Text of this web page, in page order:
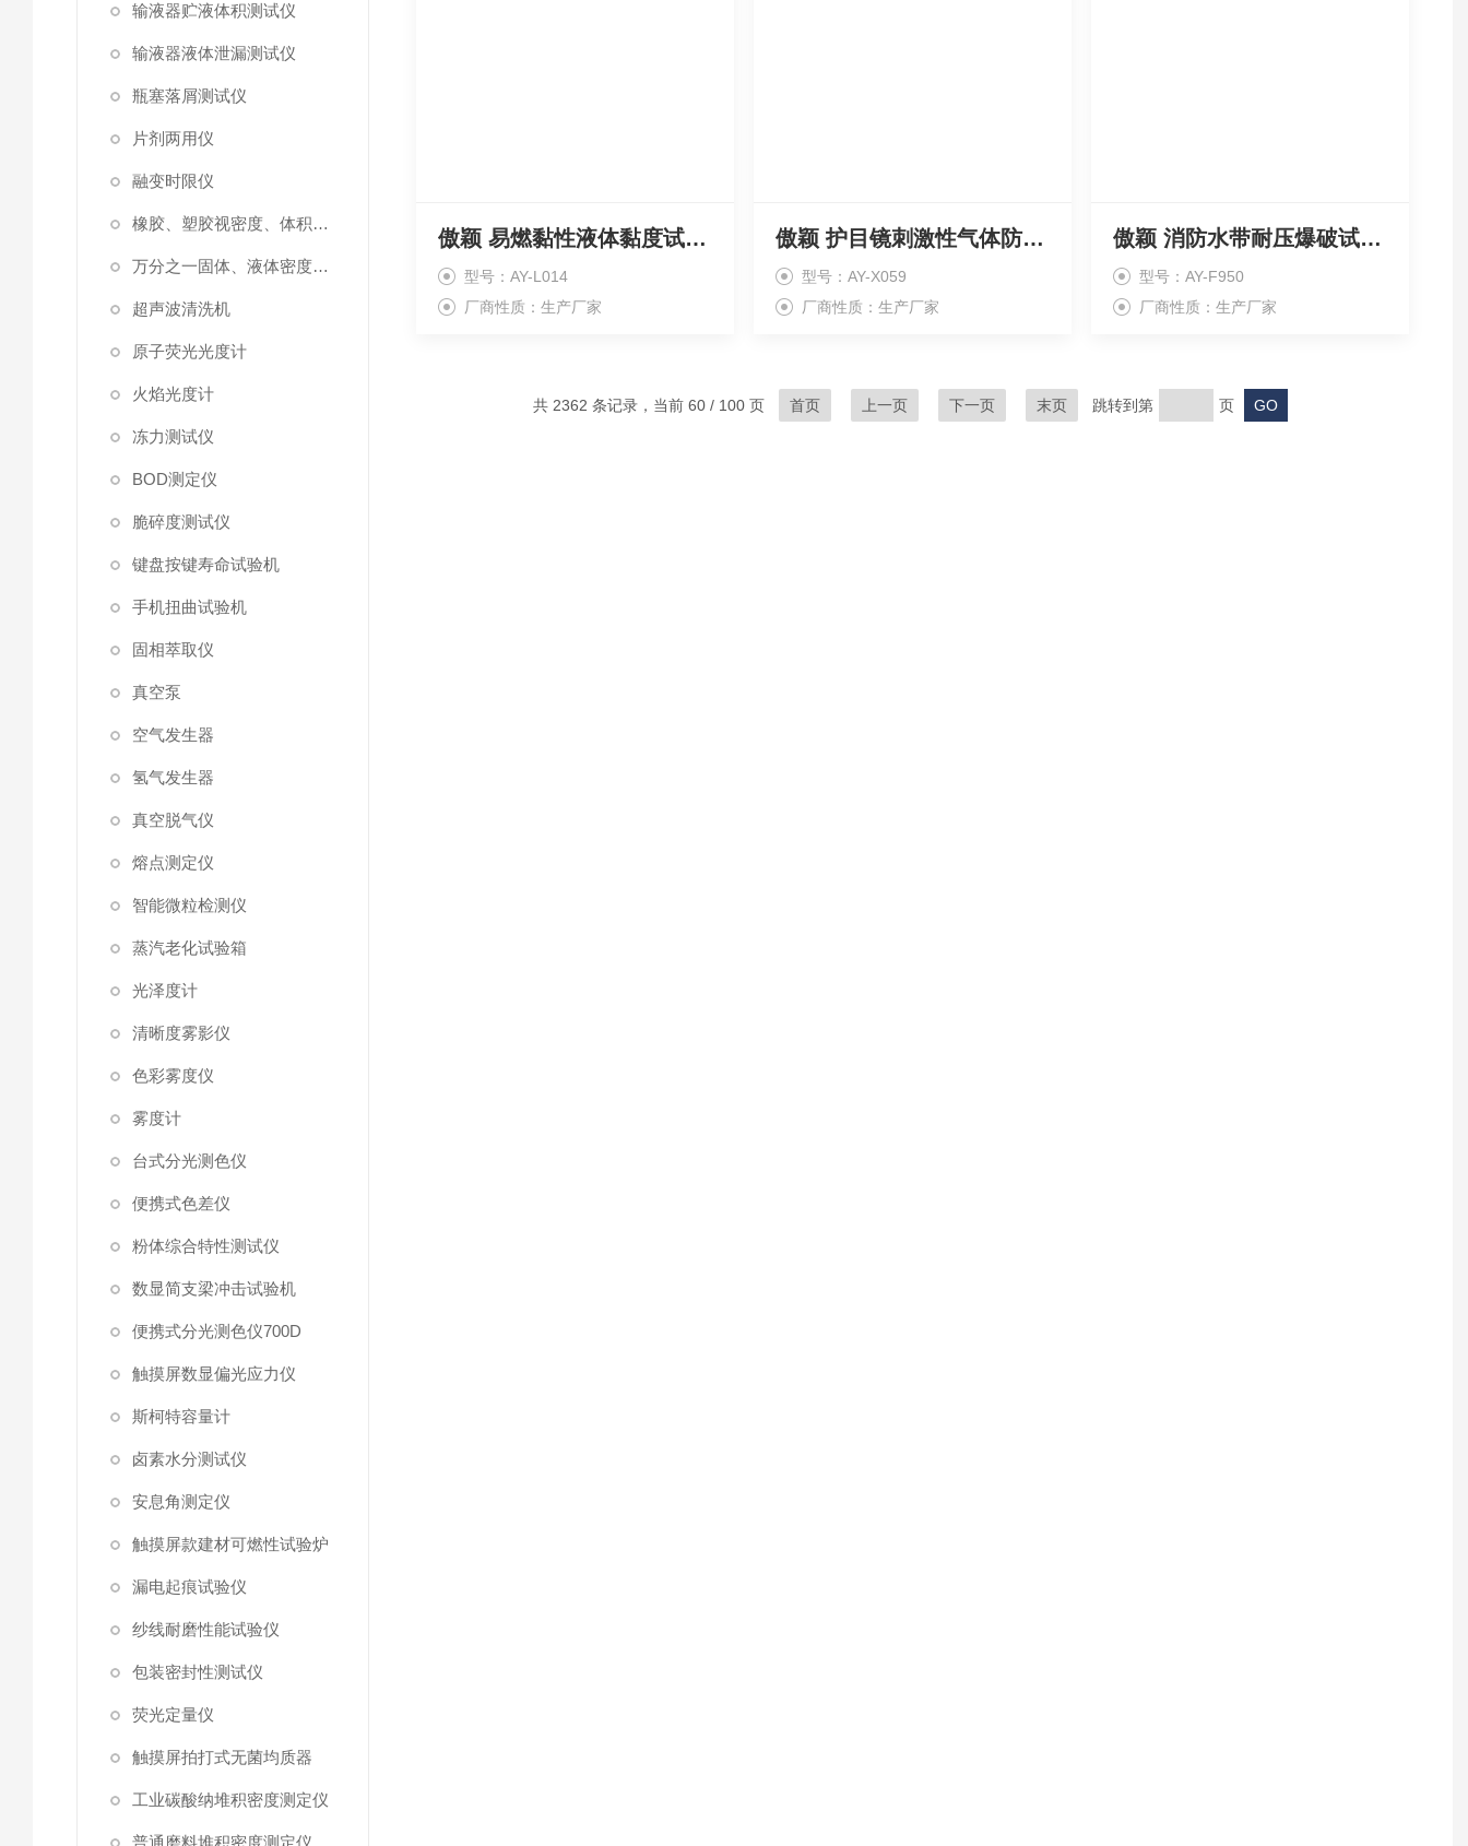
输液器贮液体积测试仪
输液器液体泄漏测试仪
瓶塞落屑测试仪
片剂两用仪
融变时限仪
橡胶、塑胶视密度、体积测试仪
万分之一固体、液体密度测定仪
超声波清洗机
原子荧光光度计
火焰光度计
冻力测试仪
BOD测定仪
脆碎度测试仪
键盘按键寿命试验机
手机扭曲试验机
固相萃取仪
真空泵
空气发生器
氢气发生器
真空脱气仪
熔点测定仪
智能微粒检测仪
蒸汽老化试验箱
光泽度计
清晰度雾影仪
色彩雾度仪
雾度计
台式分光测色仪
便携式色差仪
粉体综合特性测试仪
数显简支梁冲击试验机
便携式分光测色仪700D
触摸屏数显偏光应力仪
斯柯特容量计
卤素水分测试仪
安息角测定仪
触摸屏款建材可燃性试验炉
漏电起痕试验仪
纱线耐磨性能试验仪
包装密封性测试仪
荧光定量仪
触摸屏拍打式无菌均质器
工业碳酸纳堆积密度测定仪
普通磨料堆积密度测定仪
傲颖 易燃黏性液体黏度试验仪 ‌
型号：AY-L014
厂商性质：生产厂家
傲颖 护目镜刺激性气体防护性能试验机
型号：AY-X059
厂商性质：生产厂家
傲颖 消防水带耐压爆破试验机
型号：AY-F950
厂商性质：生产厂家
共 2362 条记录，当前 60 / 100 页 首页 上一页 下一页 末页 跳转到第 页